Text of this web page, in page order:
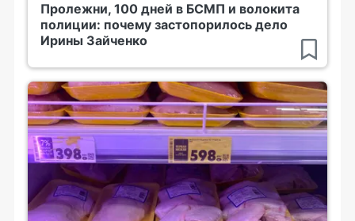
Пролежни, 100 дней в БСМП и волокита
полиции: почему застопорилось дело
Ирины Зайченко